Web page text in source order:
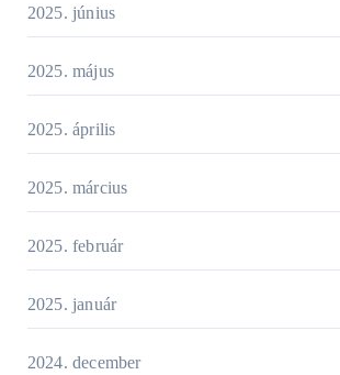
2025. június
2025. május
2025. április
2025. március
2025. február
2025. január
2024. december